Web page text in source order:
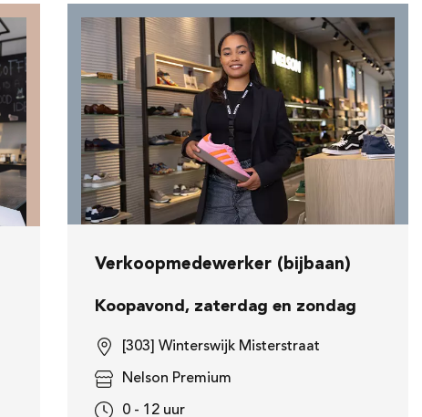
Verkoopmedewerker (bijbaan)
Koopavond, zaterdag en zondag
[303] Winterswijk Misterstraat
Nelson Premium
0 - 12 uur